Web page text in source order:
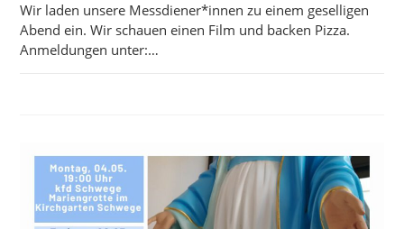
Wir laden unsere Messdiener*innen zu einem geselligen
Abend ein. Wir schauen einen Film und backen Pizza.
Anmeldungen unter:…